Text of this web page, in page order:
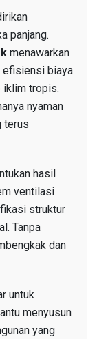
panjang.
menawarkan
efisiensi biaya
iklim tropis.
nyaman
terus
hasil
ventilasi
struktur
Tanpa
dan
untuk
menyusun
yang